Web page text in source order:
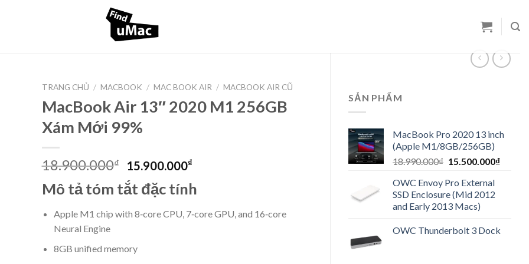
SẢN PHẨM
MacBook Pro 2020 13 inch
(Apple M1/8GB/256GB)
18.990.000₫ Original
was:
18.990.000₫.
15.500.000₫
OWC Envoy Pro External
SSD Enclosure (Mid 2012
and Early 2013 Macs)
OWC Thunderbolt 3 Dock
TRANG CHỦ / MACBOOK / MAC BOOK AIR / MACBOOK AIR CŨ
MacBook Air 13″ 2020 M1 256GB
Xám Mới 99%
18.900.000₫
Original
price
was:
15.900.000₫Current
is:
Mô tả tóm tắt đặc tính
Apple M1 chip with 8‑core CPU, 7‑core GPU, and 16‑core
Neural Engine
8GB unified memory